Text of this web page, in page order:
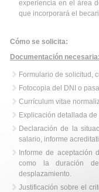
experiencia en el área
que incorporará el
Cómo se solicita:
Documentación necesaria:
Formulario de solicitud,
Fotocopia del DNI o
Currículum vitae
Explicación detallada
Declaración de la
salario, informe
Informe de aceptación
como la duración
desplazamiento.
Justificación sobre el